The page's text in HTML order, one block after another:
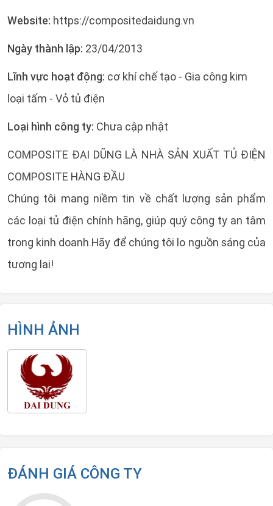
Website: https://compositedaidung.vn
Ngày thành lập: 23/04/2013
Lĩnh vực hoạt động: cơ khí chế tạo - Gia công kim
loại tấm - Vỏ tủ điện
Loại hình công ty: Chưa cập nhật
COMPOSITE ĐẠI DŨNG LÀ NHÀ SẢN XUẤT TỦ ĐIỆN
COMPOSITE HÀNG ĐẦU
Chúng tôi mang niềm tin về chất lượng sản phẩm
các loại tủ điện chính hãng, giúp quý công ty an tâm
trong kinh doanh.Hãy để chúng tôi lo nguồn sáng của
tương lai!
HÌNH ẢNH
ĐÁNH GIÁ CÔNG TY